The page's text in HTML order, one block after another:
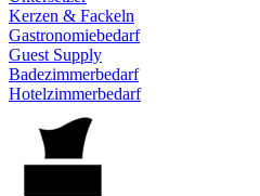
Kerzen & Fackeln
Gastronomiebedarf
Guest Supply
Badezimmerbedarf
Hotelzimmerbedarf